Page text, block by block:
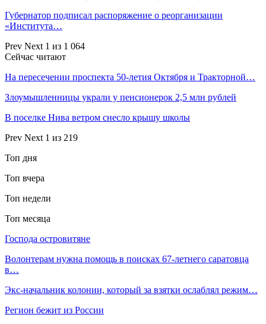
Губернатор подписал распоряжение о реорганизации
«Института…
Prev Next 1 из 1 064
Сейчас читают
На пересечении проспекта 50-летия Октября и Тракторной…
Злоумышленницы украли у пенсионерок 2,5 млн рублей
В поселке Нива ветром снесло крышу школы
Prev Next 1 из 219
Топ дня
Топ вчера
Топ недели
Топ месяца
Господа островитяне
Волонтерам нужна помощь в поисках 67-летнего саратовца
в…
Экс-начальник колонии, который за взятки ослаблял режим…
Регион бежит из России